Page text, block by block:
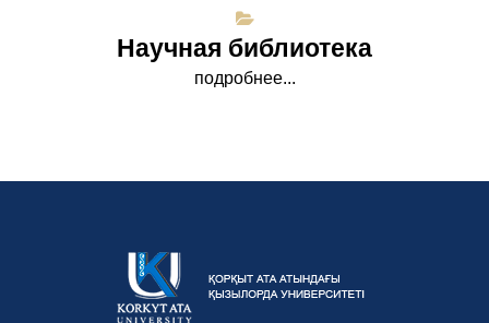
Научная библиотека
подробнее...